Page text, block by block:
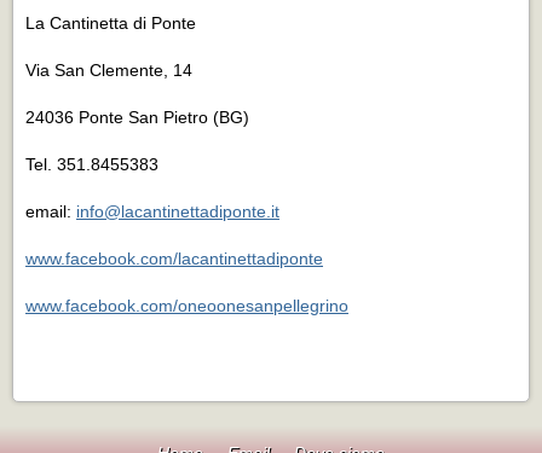
La Cantinetta di Ponte
Via San Clemente, 14
24036 Ponte San Pietro (BG)
Tel. 351.8455383
email: info@lacantinettadiponte.it
www.facebook.com/lacantinettadiponte
www.facebook.com/oneoonesanpellegrino